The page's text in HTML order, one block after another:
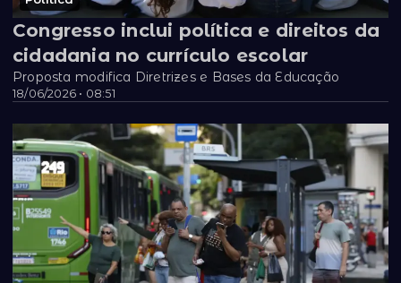
18/06/2026 • 08:51
Congresso inclui política e direitos da
cidadania no currículo escolar
Proposta modifica Diretrizes e Bases da Educação